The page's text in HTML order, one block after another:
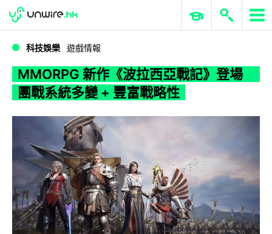
WWDC 2026 ERP 與商業 AI
科技娛樂 遊戲情報
MMORPG 新作《波拉西亞戰記》登場
團戰系統多變 + 豐富戰略性